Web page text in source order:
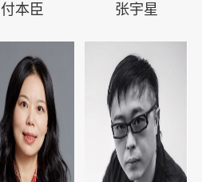
付本臣 张宇星